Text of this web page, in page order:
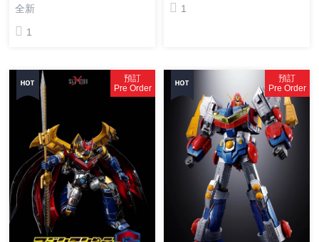
全新
1
1
預訂
Pre Order
預訂
Pre Order